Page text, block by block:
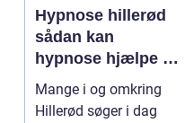
Hypnose hillerød
sådan kan
hypnose hjælpe i
hverdagen
Mange i og omkring
Hillerød søger i dag